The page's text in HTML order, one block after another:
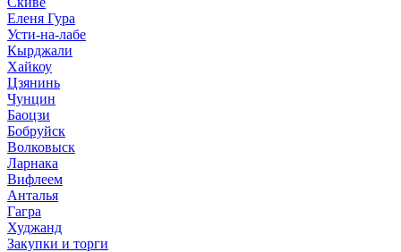
Еленя Гура
Усти-на-лабе
Кырджали
Хайкоу
Цзянинь
Чунцин
Баоцзи
Бобруйск
Волковыск
Ларнака
Вифлеем
Анталья
Гагра
Худжанд
Закупки и торги